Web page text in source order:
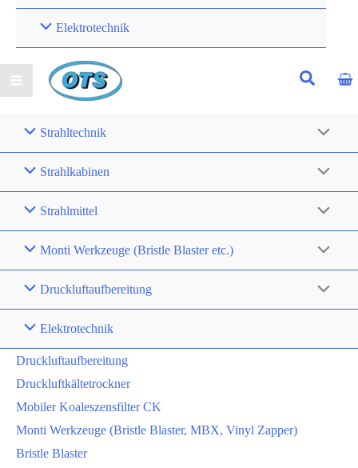
Elektrotechnik
Strahltechnik
Strahlkabinen
Strahlmittel
Monti Werkzeuge (Bristle Blaster etc.)
Druckluftaufbereitung
Elektrotechnik
Druckluftaufbereitung
Druckluftkältetrockner
Mobiler Koaleszensfilter CK
Monti Werkzeuge (Bristle Blaster, MBX, Vinyl Zapper)
Bristle Blaster